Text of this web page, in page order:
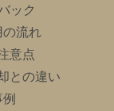
ック
流れ
意点
との違い